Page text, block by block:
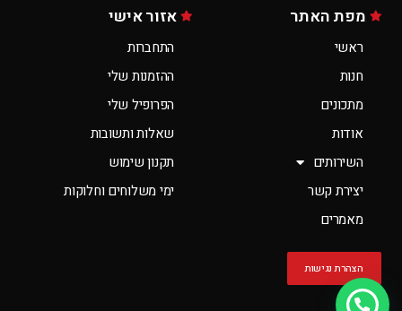
מפת האתר
ראשי
חנות
מתכונים
אודות
השירותים
יצירת קשר
מאמרים
הצהרת נגישות
אזור אישי
התחברות
ההזמנות שלי
הפרופיל שלי
שאלות ותשובות
תקנון שימוש
ימי משלוחים וחלוקות